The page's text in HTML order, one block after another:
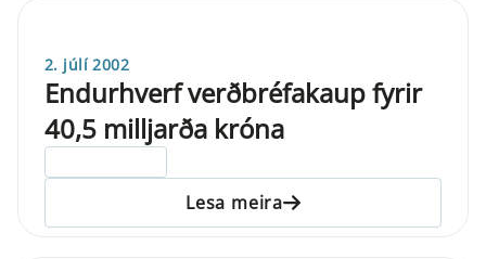
2. júlí 2002
Endurhverf verðbréfakaup fyrir
40,5 milljarða króna
Lesa meira